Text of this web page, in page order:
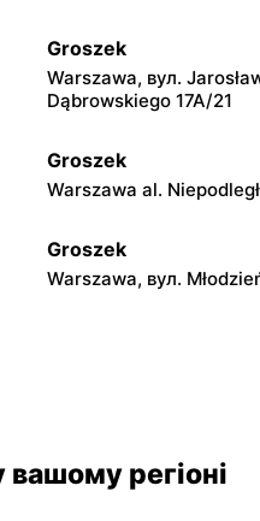
Groszek
Warszawa, вул.
Dąbrowskiego 17A/21
Groszek
Warszawa al.
Groszek
Warszawa, вул.
Warszawa, вул.
регіоні